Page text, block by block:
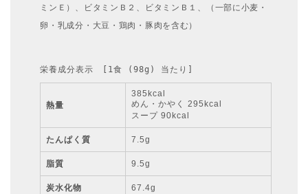
ミンＥ）、ビタミンＢ２、ビタミンＢ１、（一部に小麦・
卵・乳成分・大豆・鶏肉・豚肉を含む）
栄養成分表示　[1食 (98g) 当たり]
熱量
385kcal
めん・かやく 295kcal
スープ 90kcal
たんぱく質 7.5g
脂質 9.5g
炭水化物 67.4g